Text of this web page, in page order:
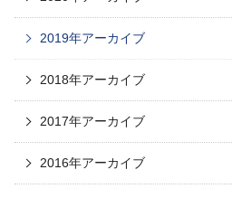
2019年アーカイブ
2018年アーカイブ
2017年アーカイブ
2016年アーカイブ